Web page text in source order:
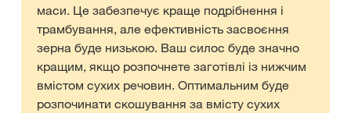
маси. Це забезпечує краще подрібнення і
трамбування, але ефективність засвоєння
зерна буде низькою. Ваш силос буде значно
кращим, якщо розпочнете заготівлі із нижчим
вмістом сухих речовин. Оптимальним буде
розпочинати скошування за вмісту сухих